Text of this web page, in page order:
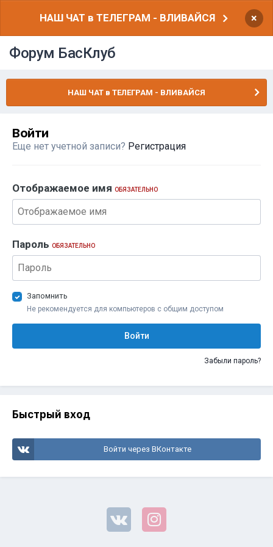
НАШ ЧАТ в ТЕЛЕГРАМ - ВЛИВАЙСЯ ×
Форум БасКлуб
НАШ ЧАТ в ТЕЛЕГРАМ - ВЛИВАЙСЯ
Войти
Еще нет учетной записи? Регистрация
Отображаемое имя ОБЯЗАТЕЛЬНО
Пароль ОБЯЗАТЕЛЬНО
Запомнить
Не рекомендуется для компьютеров с общим доступом
Войти
Забыли пароль?
Быстрый вход
Войти через ВКонтакте